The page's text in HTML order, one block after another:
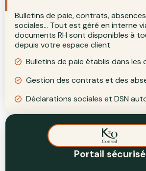
Bulletins de paie, contrats,
sociales… Tout est géré en interne
documents RH sont disponibles à
depuis votre espace client
Bulletins de paie établis dans les
Gestion des contrats et des
Déclarations sociales et DSN
Portail sécurisé